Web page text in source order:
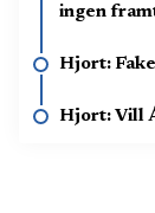
ingen
Hjort:
Hjort: Vill